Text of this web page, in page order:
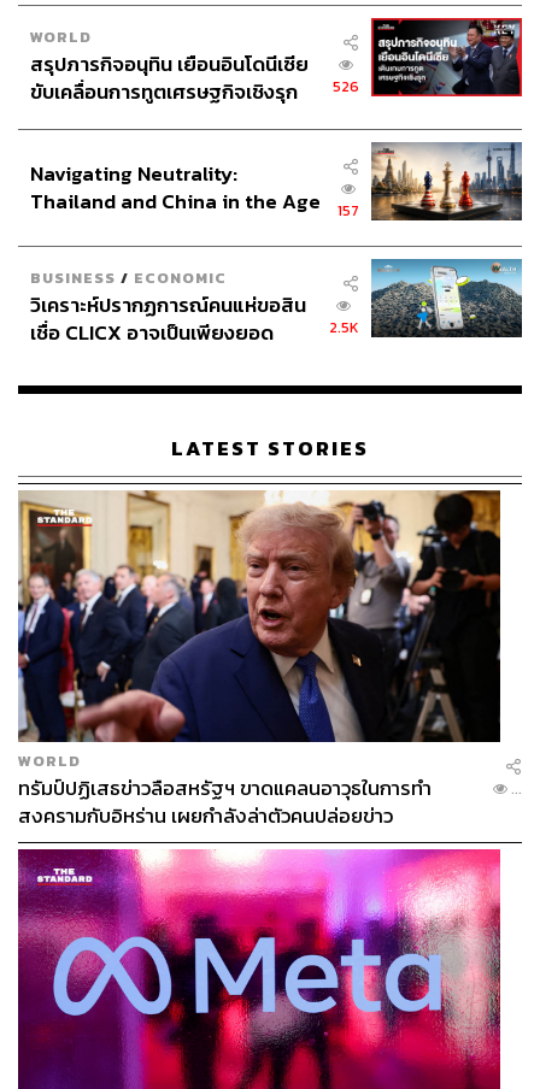
WORLD
สรุปภารกิจอนุทิน เยือนอินโดนีเซีย
ขับเคลื่อนการทูตเศรษฐกิจเชิงรุก
526
Navigating Neutrality:
Thailand and China in the Age
157
BUSINESS / ECONOMIC
วิเคราะห์ปรากฏการณ์คนแห่ขอสิน
เชื่อ CLICX อาจเป็นเพียงยอด
เรือนไทยที่ถูกซุกไว้
2.5K
LATEST STORIES
WORLD
ทรัมป์ปฏิเสธข่าวลือสหรัฐฯ ขาดแคลนอาวุธในการทำ
สงครามกับอิหร่าน เผยกำลังล่าตัวคนปล่อยข่าว
...